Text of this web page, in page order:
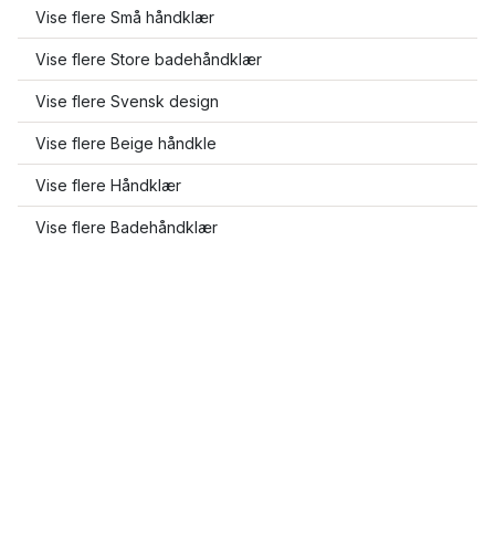
Vise flere Små håndklær
Vise flere Store badehåndklær
Vise flere Svensk design
Vise flere Beige håndkle
Vise flere Håndklær
Vise flere Badehåndklær